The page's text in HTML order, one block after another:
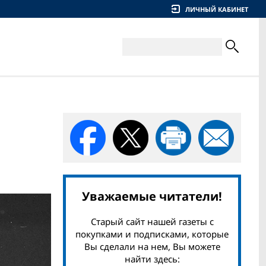
Уважаемые читатели!
Старый сайт нашей газеты с
покупками и подписками, которые
Вы сделали на нем, Вы можете
найти здесь:
ЛИЧНЫЙ КАБИНЕТ